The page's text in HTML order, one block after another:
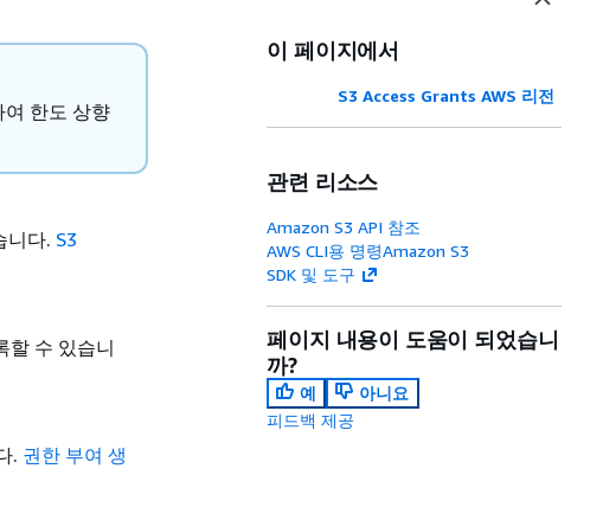
여 한도 상향
니다. S3
할 수 있습니
. 권한 부여 생
이 페이지에서
S3 Access Grants AWS 리전
관련 리소스
Amazon S3 API 참조
AWS CLI용 명령Amazon S3
SDK 및 도구
페이지 내용이 도움이 되었습니
까?
예
아니요
피드백 제공